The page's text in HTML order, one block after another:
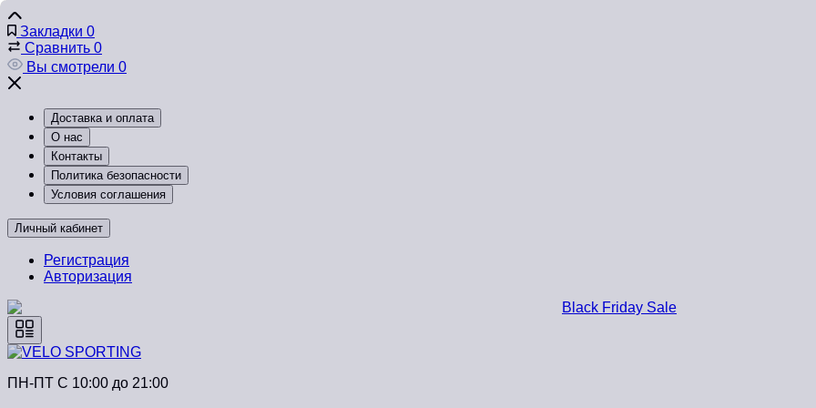
Закладки 0
Сравнить 0
Вы смотрели 0
Доставка и оплата
О нас
Контакты
Политика безопасности
Условия соглашения
Личный кабинет
Регистрация
Авторизация
ПН-ПТ C 10:00 до 21:00